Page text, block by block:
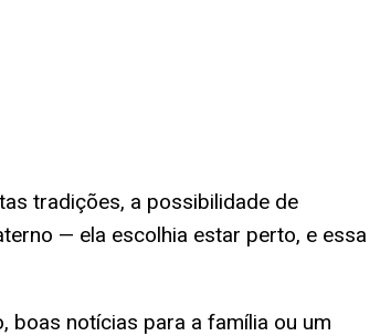
tradições, a possibilidade de
— ela escolhia estar perto, e essa
boas notícias para a família ou um